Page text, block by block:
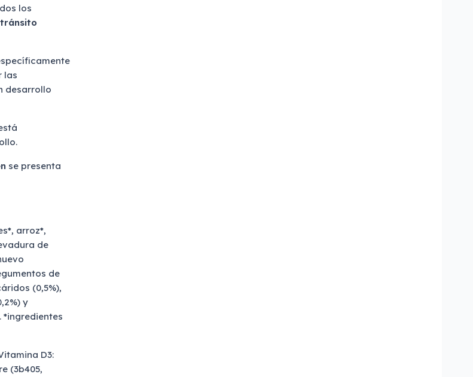
los
las
desarrollo
se presenta
arroz*,
de
de
(0,5%),
y
D3:
(3b405,